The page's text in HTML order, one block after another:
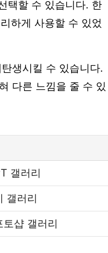
택할 수 있습니다. 한
하게 사용할 수 있었
생시킬 수 있습니다.
다른 느낌을 줄 수 있
갤러리
갤러리
샵 갤러리